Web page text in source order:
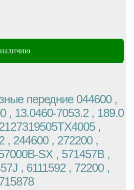
наличию
передние 044600 ,
, 13.0460-7053.2 , 189.0
,
, 244600 , 272200 ,
SX , 571457B ,
, 6111592 , 72200 ,